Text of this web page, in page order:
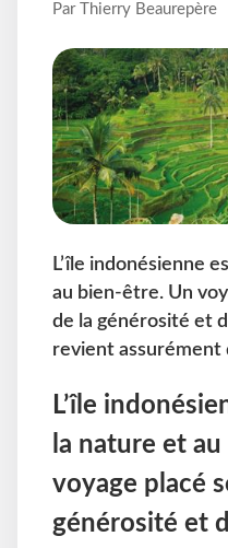
Par Thierry Beaurepère
L’île indonésienne
au bien-être. Un
de la générosité et
revient assurément
L’île
la nature et
voyage placé
générosité et